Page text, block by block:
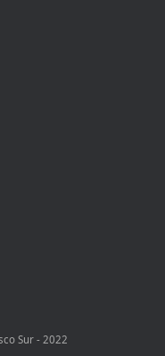
Sur - 2022